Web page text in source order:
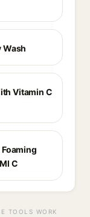
Wash
Vitamin C
C
TOOLS WORK